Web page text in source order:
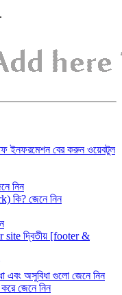
ইনফরমেশন বের করুন ওয়েবটুল
নিন
কি? জেনে নিন
site দ্বিতীয় [footer &
এবং অসুবিধা গুলো জেনে নিন
জেনে নিন